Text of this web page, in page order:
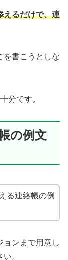
えるだけで、連
を書こうとしな
分です。
の例文
る連絡帳の例
ョンまで用意し
。